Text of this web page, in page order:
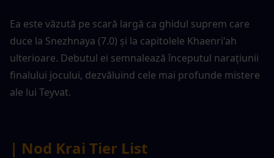
Ea este văzută pe scară largă ca ghidul suprem care
duce la Snezhnaya (7.0) și la capitolele Khaenri'ah
ulterioare. Debutul ei semnalează începutul narațiunii
finalului jocului, dezvăluind cele mai profunde mistere
ale lui Teyvat.
| Nod Krai Tier List